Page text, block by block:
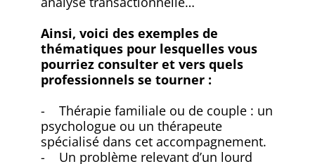
Ainsi, voici des exemples de
thématiques pour lesquelles vous
pourriez consulter et vers quels
professionnels se tourner :
- Thérapie familiale ou de couple : un
psychologue ou un thérapeute
spécialisé dans cet accompagnement.
- Un problème relevant d’un lourd